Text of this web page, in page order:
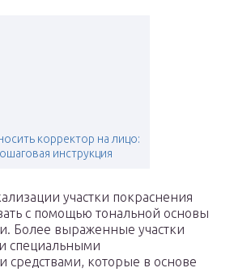
корректор на лицо:
инструкция
участки покраснения
с помощью тональной основы
Более выраженные участки
специальными
которые в основе